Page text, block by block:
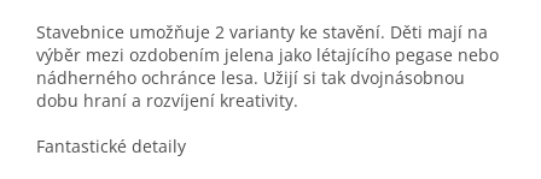
Stavebnice umožňuje 2 varianty ke stavění. Děti mají na
výběr mezi ozdobením jelena jako létajícího pegase nebo
nádherného ochránce lesa. Užijí si tak dvojnásobnou
dobu hraní a rozvíjení kreativity.
Fantastické detaily